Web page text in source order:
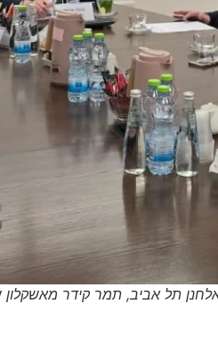
תל אביב, תמר קידר מאשקלון